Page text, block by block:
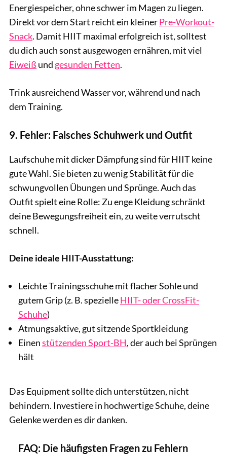
Energiespeicher, ohne schwer im Magen zu liegen.
Direkt vor dem Start reicht ein kleinerPre-Workout-
Snack. Damit HIIT maximal erfolgreich ist, solltest
du dich auch sonst ausgewogen ernähren, mit viel
Eiweißund gesunden Fetten.
Trink ausreichend Wasser vor, während und nach
dem Training.
9. Fehler: Falsches Schuhwerk und Outfit
Laufschuhe mit dicker Dämpfung sind für HIIT keine
gute Wahl. Sie bieten zu wenig Stabilität für die
schwungvollen Übungen und Sprünge. Auch das
Outfit spielt eine Rolle: Zu enge Kleidung schränkt
deine Bewegungsfreiheit ein, zu weite verrutscht
schnell.
Deine ideale HIIT-Ausstattung:
Leichte Trainingsschuhe mit flacher Sohle und
gutem Grip (z. B. spezielleHIIT- oder CrossFit-
Schuhe)
Atmungsaktive, gut sitzende Sportkleidung
Einenstützenden Sport-BH, der auch bei Sprüngen
hält
Das Equipment sollte dich unterstützen, nicht
behindern. Investiere in hochwertige Schuhe, deine
Gelenke werden es dir danken.
FAQ: Die häufigsten Fragen zu Fehlern